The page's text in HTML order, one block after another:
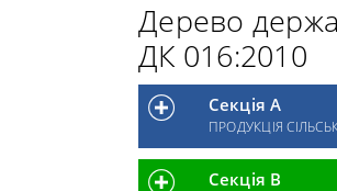
Дерево
ДК 016:2010
Секція А
ПРОДУКЦІЯ
Секція B